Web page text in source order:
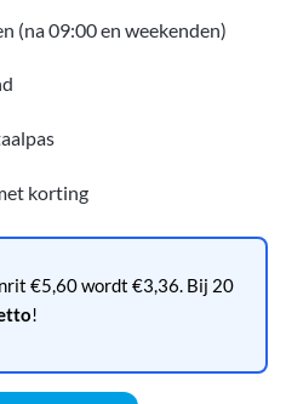
(na 09:00 en weekenden)
korting
€5,60 wordt €3,36. Bij 20
!